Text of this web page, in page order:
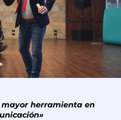
mayor herramienta en